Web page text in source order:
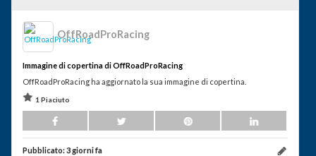
OffRoadProRacing
Immagine di copertina di OffRoadProRacing
OffRoadProRacing ha aggiornato la sua immagine di copertina.
1 Piaciuto
Pubblicato:3 giorni fa